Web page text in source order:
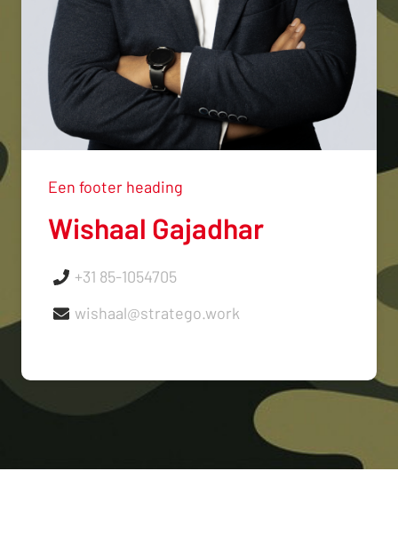
Een footer heading
Wishaal Gajadhar
+31 85-1054705
wishaal@stratego.work